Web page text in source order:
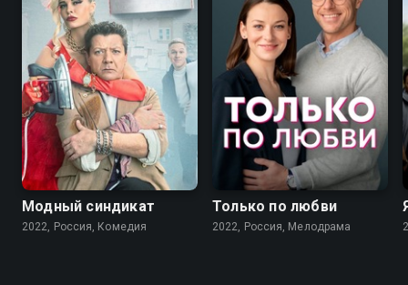
7.6
Модный синдикат
2022, Россия, Комедия
Только по любви
2022, Россия, Мелодрама